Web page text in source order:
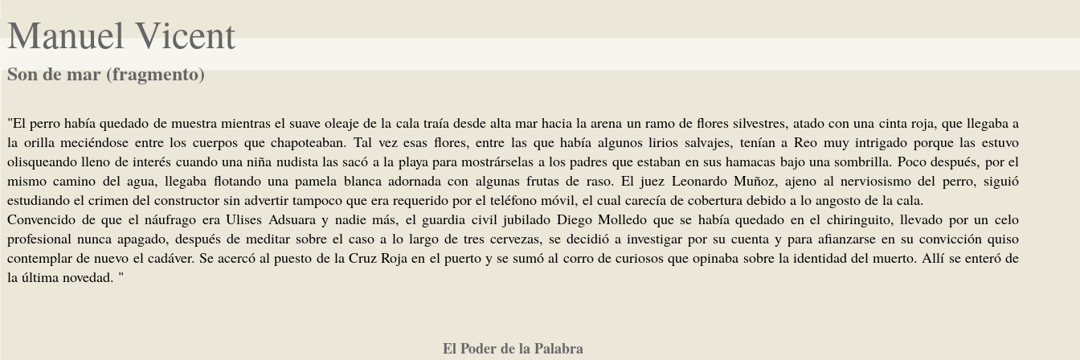
Manuel Vicent
Son de mar (fragmento)
"El perro había quedado de muestra mientras el suave oleaje de la cala traía desde alta mar hacia la arena un ramo de flores silvestres, atado con una cinta roja, que llegaba a
la orilla meciéndose entre los cuerpos que chapoteaban. Tal vez esas flores, entre las que había algunos lirios salvajes, tenían a Reo muy intrigado porque las estuvo
olisqueando lleno de interés cuando una niña nudista las sacó a la playa para mostrárselas a los padres que estaban en sus hamacas bajo una sombrilla. Poco después, por el
mismo camino del agua, llegaba flotando una pamela blanca adornada con algunas frutas de raso. El juez Leonardo Muñoz, ajeno al nerviosismo del perro, siguió
estudiando el crimen del constructor sin advertir tampoco que era requerido por el teléfono móvil, el cual carecía de cobertura debido a lo angosto de la cala.
Convencido de que el náufrago era Ulises Adsuara y nadie más, el guardia civil jubilado Diego Molledo que se había quedado en el chiringuito, llevado por un celo
profesional nunca apagado, después de meditar sobre el caso a lo largo de tres cervezas, se decidió a investigar por su cuenta y para afianzarse en su convicción quiso
contemplar de nuevo el cadáver. Se acercó al puesto de la Cruz Roja en el puerto y se sumó al corro de curiosos que opinaba sobre la identidad del muerto. Allí se enteró de
la última novedad. "
El Poder de la Palabra